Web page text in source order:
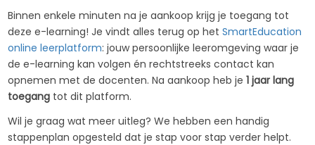
Binnen enkele minuten na je aankoop krijg je toegang tot
deze e-learning! Je vindt alles terug op hetSmartEducation
online leerplatform: jouw persoonlijke leeromgeving waar je
de e-learning kan volgen én rechtstreeks contact kan
opnemen met de docenten. Na aankoop heb je1 jaar lang
toegang tot dit platform.
Wil je graag wat meer uitleg? We hebben een handig
stappenplan opgesteld dat je stap voor stap verder helpt.